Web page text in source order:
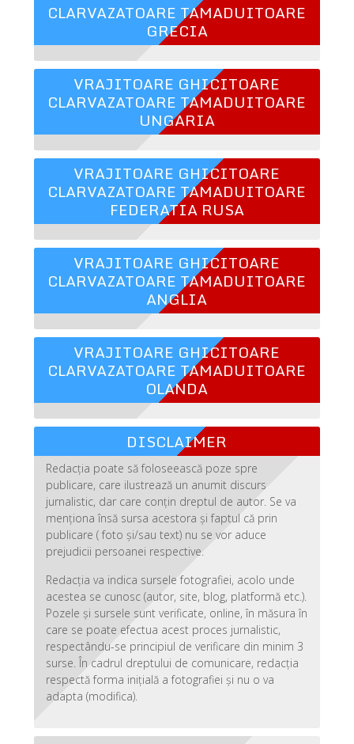
CLARVAZATOARE TAMADUITOARE
GRECIA
VRAJITOARE GHICITOARE
CLARVAZATOARE TAMADUITOARE
UNGARIA
VRAJITOARE GHICITOARE
CLARVAZATOARE TAMADUITOARE
FEDERATIA RUSA
VRAJITOARE GHICITOARE
CLARVAZATOARE TAMADUITOARE
ANGLIA
VRAJITOARE GHICITOARE
CLARVAZATOARE TAMADUITOARE
OLANDA
DISCLAIMER
Redacția poate să foloseească poze spre
publicare, care ilustrează un anumit discurs
jurnalistic, dar care conțin dreptul de autor. Se va
menționa însă sursa acestora și faptul că prin
publicare ( foto și/sau text) nu se vor aduce
prejudicii persoanei respective.
Redacția va indica sursele fotografiei, acolo unde
acestea se cunosc (autor, site, blog, platformă etc.).
Pozele și sursele sunt verificate, online, în măsura în
care se poate efectua acest proces jurnalistic,
respectându-se principiul de verificare din minim 3
surse. În cadrul dreptului de comunicare, redacția
respectă forma inițială a fotografiei și nu o va
adapta (modifica).